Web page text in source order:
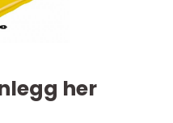
her